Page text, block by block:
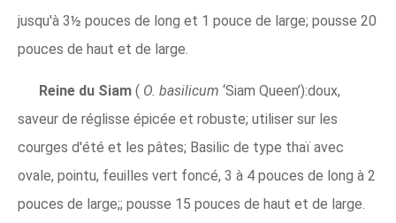
jusqu'à 3½ pouces de long et 1 pouce de large; pousse 20
pouces de haut et de large.
Reine du Siam ( O. basilicum ‘Siam Queen’):doux,
saveur de réglisse épicée et robuste; utiliser sur les
courges d'été et les pâtes; Basilic de type thaï avec
ovale, pointu, feuilles vert foncé, 3 à 4 pouces de long à 2
pouces de large;; pousse 15 pouces de haut et de large.